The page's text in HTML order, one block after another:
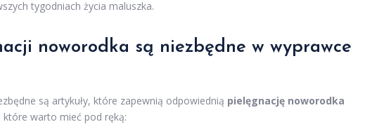
tygodniach życia maluszka.
noworodka są niezbędne w wyprawce
są artykuły, które zapewnią odpowiednią pielęgnację noworodka
warto mieć pod ręką: